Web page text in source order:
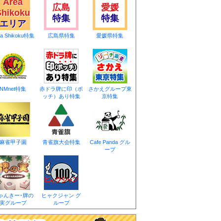
エリア
Shikoku特集
広島
特集
広島県特集
愛媛
特集
愛媛県特集
NMnet特集
赤ドラ牌に印（ポ
ッチ）あり特集
さかえグループ東
京特集
雀甲子園 青雀旗大会特集
Cafe Panda グル
ープ
んきー･牌の
グループ
ヒャクジャン グ
ループ